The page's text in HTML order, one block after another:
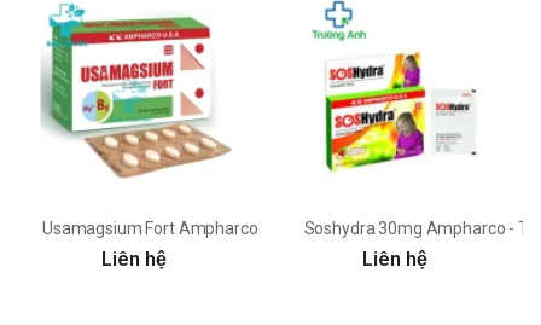
Usamagsium Fort Ampharco - Thuốc điều trị thiếu hụt magnesi
Liên hệ
Soshydra 30mg Ampharco -
Liên hệ